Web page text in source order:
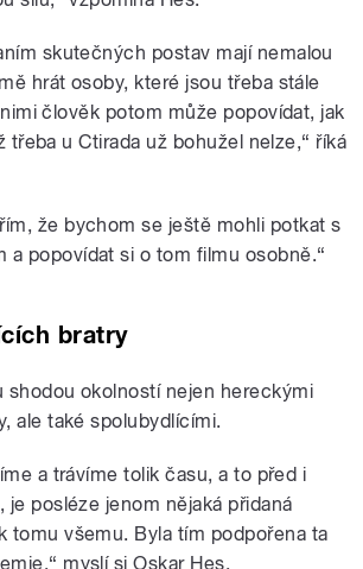
skutečných postav mají nemalou
hrát osoby, které jsou třeba stále
člověk potom může popovídat, jak
třeba u Ctirada už bohužel nelze,“ říká
že bychom se ještě mohli potkat s
a popovídat si o tom filmu osobně.“
bratry
shodou okolností nejen hereckými
ale také spolubydlícími.
a trávíme tolik času, a to před i
je posléze jenom nějaká přidaná
tomu všemu. Byla tím podpořena ta
myslí si Oskar Hes.